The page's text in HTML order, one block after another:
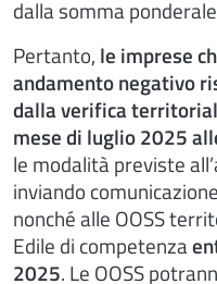
dalla somma
Pertanto, le imprese
andamento negativo
dalla verifica
mese di luglio 2025
le modalità previste
inviando
nonché alle OOSS
Edile di competenza
2025. Le OOSS